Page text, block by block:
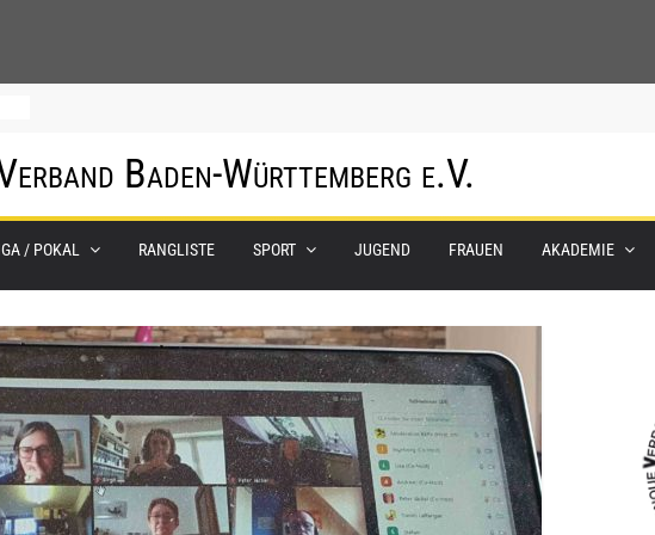
Baden-Württemberg e.V.
/ POKAL RANGLISTE SPORT JUGEND FRAUEN AKADEMIE